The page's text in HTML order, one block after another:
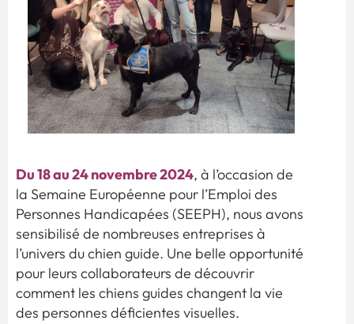
Du 18 au 24 novembre 2024, à l’occasion de
la Semaine Européenne pour l’Emploi des
Personnes Handicapées (SEEPH), nous avons
sensibilisé de nombreuses entreprises à
l’univers du chien guide. Une belle opportunité
pour leurs collaborateurs de découvrir
comment les chiens guides changent la vie
des personnes déficientes visuelles.